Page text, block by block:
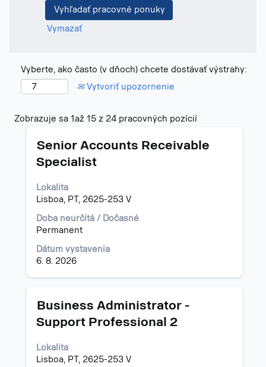
Vymazať
Vyberte, ako často (v dňoch) chcete dostávať výstrahy:
Vytvoriť upozornenie
Zobrazuje sa 1až 15 z 24 pracovných pozíciíVýsledky
"".
Názov
Senior Accounts Receivable
Specialist
Lokalita
Lisboa, PT, 2625-253 V
Doba neurčitá / Dočasné
Permanent
Dátum vystavenia
6. 8. 2026
Stlačte
na
celého
obsahu
informácií
o
pozícii.
Názov
Business Administrator -
Support Professional 2
Lokalita
Lisboa, PT, 2625-253 V
Stlačte
na
celého
obsahu